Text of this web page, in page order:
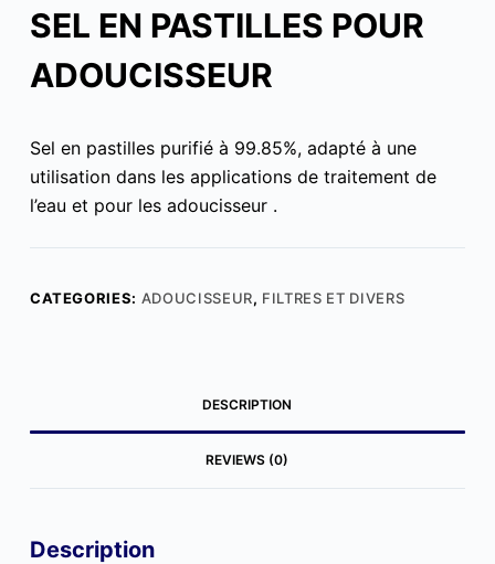
SEL EN PASTILLES POUR
ADOUCISSEUR
Sel en pastilles purifié à 99.85%, adapté à une
utilisation dans les applications de traitement de
l’eau et pour les adoucisseur .
CATEGORIES: ADOUCISSEUR, FILTRES ET DIVERS
DESCRIPTION
REVIEWS (0)
Description